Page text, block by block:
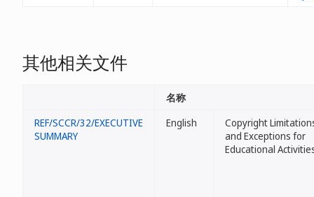
其他相关文件
名称
REF/SCCR/32/EXECUTIVE
SUMMARY
English
Copyright
and Exceptions for
Educational